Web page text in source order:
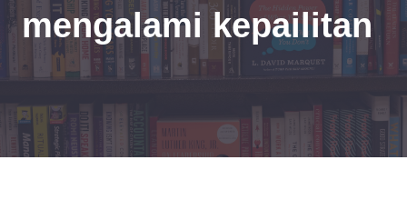
mengalami kepailitan